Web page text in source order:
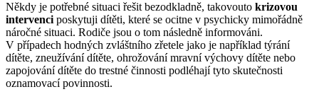
Někdy je potřebné situaci řešit bezodkladně, takovouto krizovou
intervenci poskytuji dítěti, které se ocitne v psychicky mimořádně
náročné situaci. Rodiče jsou o tom následně informováni.
V případech hodných zvláštního zřetele jako je například týrání
dítěte, zneužívání dítěte, ohrožování mravní výchovy dítěte nebo
zapojování dítěte do trestné činnosti podléhají tyto skutečnosti
oznamovací povinnosti.